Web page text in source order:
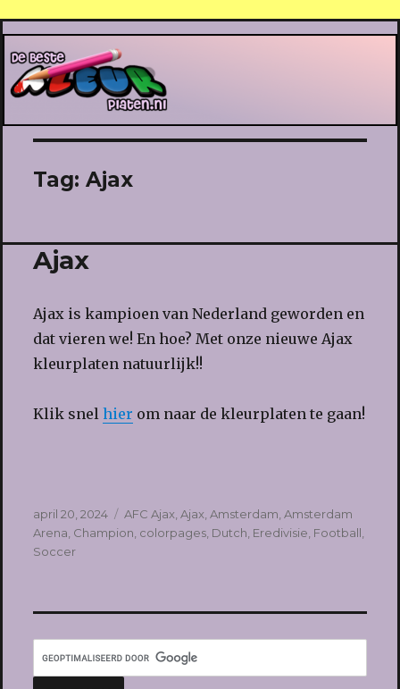
De Beste Kleurplaten
Tag: Ajax
Ajax
Ajax is kampioen van Nederland geworden en
dat vieren we! En hoe? Met onze nieuwe Ajax
kleurplaten natuurlijk!!
Klik snel hier om naar de kleurplaten te gaan!
Geplaatst
op
april 20, 2024 Tags
AFC Ajax Ajax Amsterdam Amsterdam
Arena Champion colorpages, Dutch Eredivisie Football
Soccer